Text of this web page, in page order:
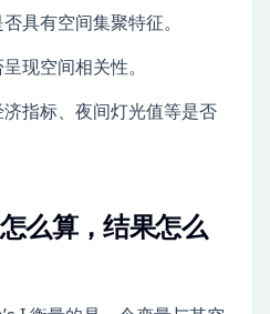
具有空间集聚特征。
现空间相关性。
指标、夜间灯光值等是否
么算，结果怎么